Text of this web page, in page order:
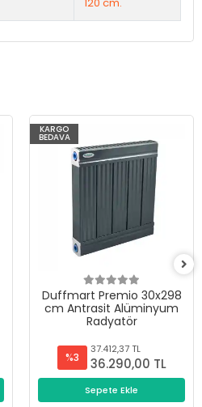
KARGO
BEDAVA
Duffmart Premio 30x298
cm Antrasit Alüminyum
Radyatör
%3
37.412,37 TL
36.290,00 TL
Sepete Ekle